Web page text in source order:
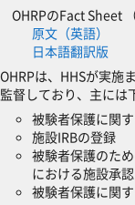
OHRPのFact Sheet
原文（英語）
日本語翻訳版
OHRPは、HHSが実施
監督しており、主には
被験者保護に関
施設IRBの登録
被験者保護のた
における施設承認
被験者保護に関